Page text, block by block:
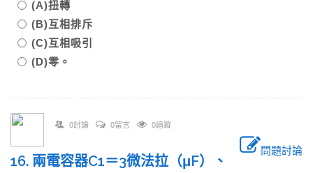
(A)扭轉
(B)互相排斥
(C)互相吸引
(D)零。
0討論 0留言 0追蹤
問題討論
16. 兩電容器C1＝3微法拉（μF）、